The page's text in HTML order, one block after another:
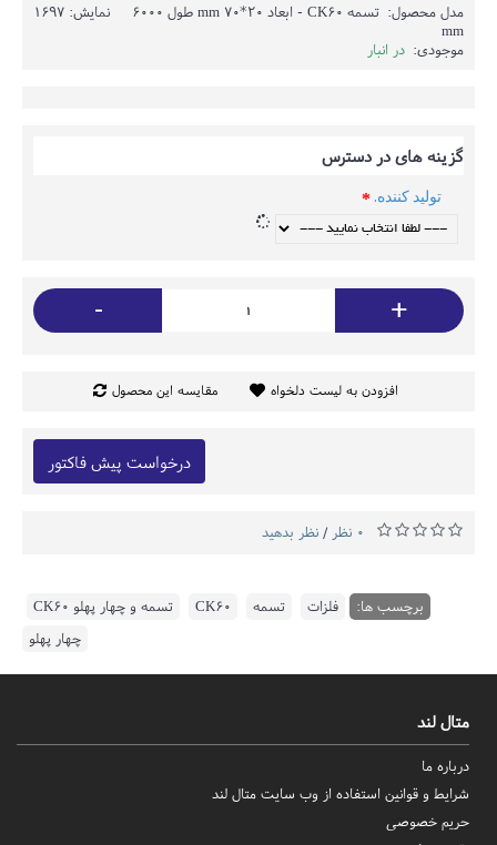
نمایش: 1697 مدل محصول:
تسمه CK60 - ابعاد 20*70 mm طول 6000
mm
موجودی: در انبار
گزینه های در دسترس
تولید کننده.
- +
افزودن به لیست دلخواه مقایسه این محصول
درخواست پیش فاکتور
0 نظر / نظر بدهید
برچسب ها: فلزات تسمه CK60 تسمه و چهار پهلو CK60
چهار پهلو
متال لند
درباره ما
شرایط و قوانین استفاده از وب سایت متال لند
حریم خصوصی